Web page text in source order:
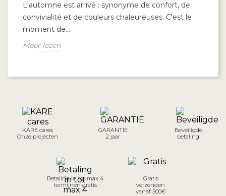
L'automne est arrivé : synonyme de confort, de
convivialité et de couleurs chaleureuses. C'est le
moment de...
Meer lezen
KARE cares
Onze projecten
GARANTIE
2 jaar
Beveiligde
betaling
Betaling in tot max 4
termijnen gratis
Gratis
verzenden
vanaf 500€